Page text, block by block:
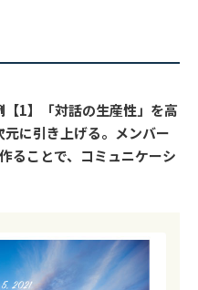
1】「対話の生産性」を高
に引き上げる。メンバー
ることで、コミュニケーシ